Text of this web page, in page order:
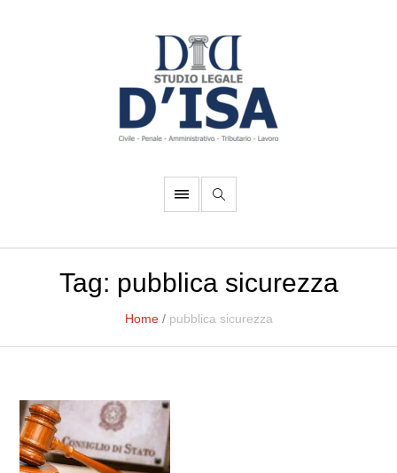
Tag: pubblica sicurezza
Home / pubblica sicurezza